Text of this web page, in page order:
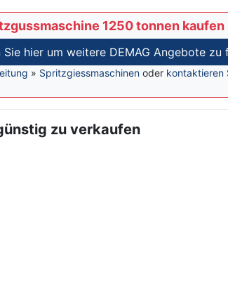
1250 tonnen kaufen
Sie hier um weitere DEMAG Angebote zu
» Spritzgiessmaschinenoder kontaktieren
zu verkaufen